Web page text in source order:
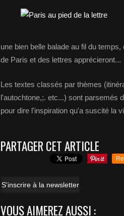
une bien belle balade au fil du
de Paris et des lettres apprécieront...
Les textes classés par thèmes
l'autochtone,;. etc...) sont parsemés
pour dire l'inspiration qu'a suscité la
PARTAGER CET ARTICLE
S'inscrire à la newsletter
VOUS AIMEREZ AUSSI :